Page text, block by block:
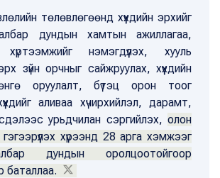
төлөвлөгөөнд хүүхдийн эрхийг
дундын хамтын ажиллагаа,
хүртээмжийг нэмэгдүүлэх, хууль
зүйн орчныг сайжруулах, хүүхдийн
оруулалт, бүтэц орон тоог
аливаа хүчирхийлэл, дарамт,
урьдчилан сэргийлэх, олон
хүрээнд 28 арга хэмжээг
дундын оролцоотойгоор
баталлаа.